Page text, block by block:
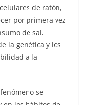
de ratón,
por primera vez
de sal,
la genética y los
a la
se